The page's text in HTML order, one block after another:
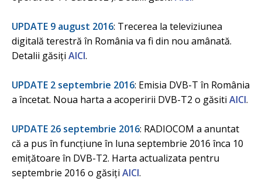
UPDATE 9 august 2016: Trecerea la televiziunea
digitală terestră în România va fi din nou amânată.
Detalii găsiți AICI.
UPDATE 2 septembrie 2016: Emisia DVB-T în România
a încetat. Noua harta a acoperirii DVB-T2 o găsiti AICI.
UPDATE 26 septembrie 2016: RADIOCOM a anuntat
că a pus în funcțiune în luna septembrie 2016 înca 10
emițătoare în DVB-T2. Harta actualizata pentru
septembrie 2016 o găsiți AICI.